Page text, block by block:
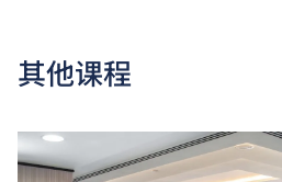
为增强对学生的学习支援，
衔接单元 / 增润课程；或需
学费水平会每年检讨。
以上资料只适用于
本地学生。
其他课程